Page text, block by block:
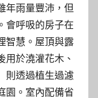
年雨量豐沛，但
會呼吸的房子在
智慧。屋頂與露
用於澆灌花木、
則透過植生過濾
園。室內配備省